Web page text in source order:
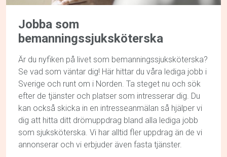
Jobba som
bemanningssjuksköterska
Är du nyfiken på livet som bemanningssjuksköterska?
Se vad som väntar dig! Här hittar du våra lediga jobb i
Sverige och runt om i Norden. Ta steget nu och sök
efter de tjänster och platser som intresserar dig. Du
kan också skicka in en intresseanmälan så hjälper vi
dig att hitta ditt drömuppdrag bland alla lediga jobb
som sjuksköterska. Vi har alltid fler uppdrag än de vi
annonserar och vi erbjuder även fasta tjänster.